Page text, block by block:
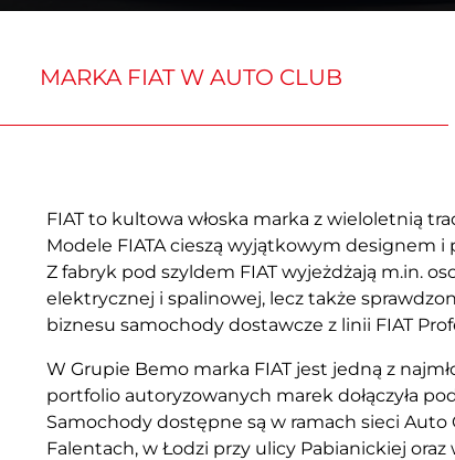
MARKA FIAT W AUTO CLUB
FIAT to kultowa włoska marka z wieloletnią
Modele FIATA cieszą wyjątkowym designem i
Z fabryk pod szyldem FIAT wyjeżdżają m.in.
elektrycznej i spalinowej, lecz także
biznesu samochody dostawcze z linii FIAT
W Grupie Bemo marka FIAT jest jedną z
portfolio autoryzowanych marek dołączyła
Samochody dostępne są w ramach sieci Auto
Falentach, w Łodzi przy ulicy Pabianickiej